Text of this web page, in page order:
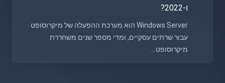
ו-2022?
Windows Server הוא מערכת ההפעלה של מיקרוסופט
עבור שרתים עסקיים, ומדי מספר שנים משחררת
מיקרוסופט...